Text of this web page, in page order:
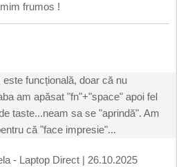
frumos !
este funcțională, doar că nu
am apăsat "fn"+"space" apoi fel
taste...neam sa se "aprindă". Am
că "face impresie"...
- Laptop Direct | 26.10.2025